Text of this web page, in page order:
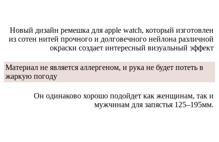
Новый дизайн ремешка для apple watch, который изготовлен
из сотен нитей прочного и долговечного нейлона различной
окраски создает интересный визуальный эффект
Материал не является аллергеном, и рука не будет потеть в
жаркую погоду
Он одинаково хорошо подойдет как женщинам, так и
мужчинам для запястья 125–195мм.